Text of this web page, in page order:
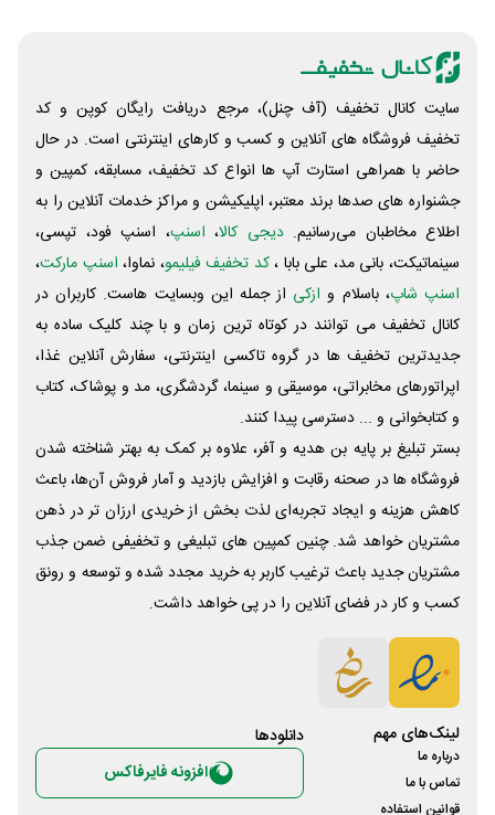
سایت کانال تخفیف (آف چنل)، مرجع دریافت رایگان کوپن و کد
تخفیف فروشگاه های آنلاین و کسب و‌ کارهای اینترنتی است. در حال
حاضر با همراهی استارت آپ ها انواع کد تخفیف، مسابقه، کمپین و
جشنواره های صدها برند معتبر، اپلیکیشن و مراکز خدمات آنلاین را به
اطلاع مخاطبان می‌رسانیم. دیجی کالا، اسنپ، اسنپ فود، تپسی،
سینماتیکت، بانی مد، علی‌ بابا ،کد تخفیف فیلیمو، نماوا، اسنپ مارکت،
اسنپ شاپ، باسلام و ازکی از جمله این وبسایت ‌هاست. کاربران در
کانال تخفیف می توانند در کوتاه ترین زمان و با چند کلیک ساده به
جدیدترین تخفیف ها در گروه تاکسی اینترنتی، سفارش آنلاین غذا،
اپراتورهای مخابراتی، موسیقی و سینما، گردشگری، مد و پوشاک، کتاب
و کتابخوانی و ... دسترسی پیدا کنند.
بستر تبلیغ بر پایه بن هدیه و آفر، علاوه بر کمک به بهتر شناخته شدن
فروشگاه ها در صحنه رقابت و افزایش بازدید و آمار فروش آن‌ها، باعث
کاهش هزینه و ایجاد تجربه‌ای لذت بخش از خریدی ارزان تر در ذهن
مشتریان خواهد شد. چنین کمپین های تبلیغی و تخفیفی ضمن جذب
مشتریان جدید باعث ترغیب کاربر به خرید مجدد شده و توسعه و رونق
کسب و کار در فضای آنلاین را در پی خواهد داشت.
لینک‌های مهم
درباره ما
تماس با ما
قوانین استفاده
دانلود‌ها
افزونه فایرفاکس